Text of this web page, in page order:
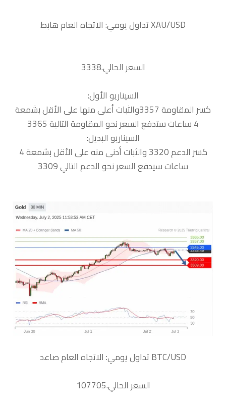
السعر الحالي.3338
السيناريو الأول:
كسر المقاومة 3357والثبات أعلى منها على الأقل بشمعة
4 ساعات ستدفع السعر نحو المقاومة التالية 3365
السيناريو البديل:
كسر الدعم 3320 والثبات أدنى منه على الأقل بشمعة 4
ساعات سيدفع السعر نحو الدعم التالي 3309
السعر الحالي.107705